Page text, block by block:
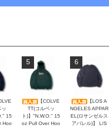
ッ
15
Hoo
5
【COLVE
TT(コルベッ
ト)】"N.W.O." 15
oz Pull Over Hoo
6
【LOS A
NGELES APPAR
EL(ロサンゼルス
アパレル)】 L/S